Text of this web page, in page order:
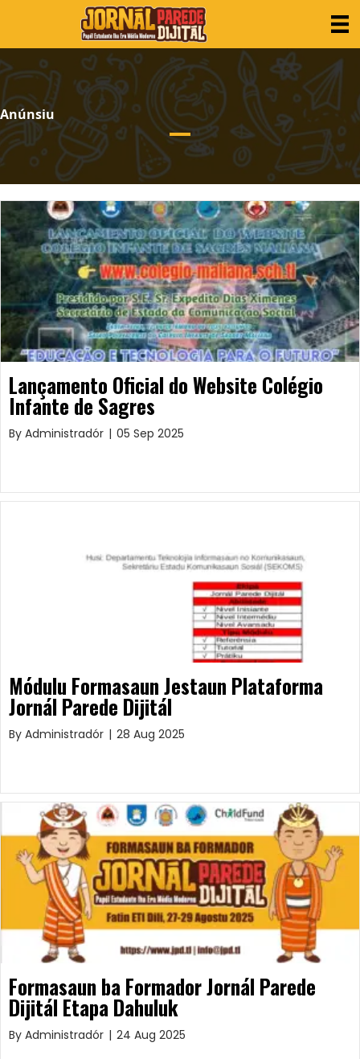
Anúnsiu
Lançamento Oficial do Website Colégio
Infante de Sagres
By Administradór | 05 Sep 2025
Módulu Formasaun Jestaun Plataforma
Jornál Parede Dijitál
By Administradór | 28 Aug 2025
Formasaun ba Formador Jornál Parede
Dijitál Etapa Dahuluk
By Administradór | 24 Aug 2025